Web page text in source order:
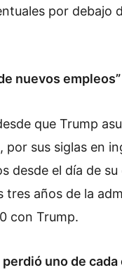
por debajo
nuevos empleos”
que Trump
sus siglas en
desde el día de
años de la
con Trump.
uno de